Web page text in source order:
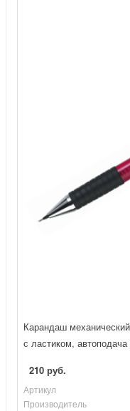
Карандаш
с ластиком,
210 руб.
Артикул
Производитель